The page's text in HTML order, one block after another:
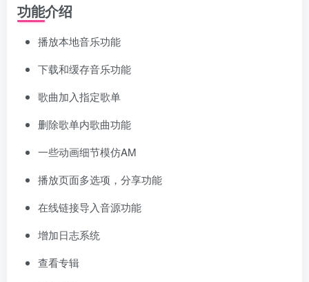
功能介绍
播放本地音乐功能
下载和缓存音乐功能
歌曲加入指定歌单
删除歌单内歌曲功能
一些动画细节模仿AM
播放页面多选项，分享功能
在线链接导入音源功能
增加日志系统
查看专辑